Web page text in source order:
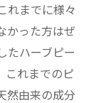
れまでに様々
かった方はぜ
たハーブピー
これまでのピ
然由来の成分